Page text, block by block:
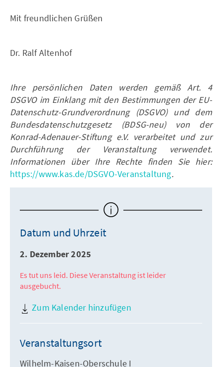
Mit freundlichen Grüßen
Dr. Ralf Altenhof
Ihre persönlichen Daten werden gemäß Art. 4
DSGVO im Einklang mit den Bestimmungen der EU-
Datenschutz-Grundverordnung (DSGVO) und dem
Bundesdatenschutzgesetz (BDSG-neu) von der
Konrad-Adenauer-Stiftung e.V. verarbeitet und zur
Durchführung der Veranstaltung verwendet.
Informationen über Ihre Rechte finden Sie hier:
https://www.kas.de/DSGVO-Veranstaltung.
Datum und Uhrzeit
2. Dezember 2025
Es tut uns leid. Diese Veranstaltung ist leider
ausgebucht.
Zum Kalender hinzufügen
Veranstaltungsort
Wilhelm-Kaisen-Oberschule I